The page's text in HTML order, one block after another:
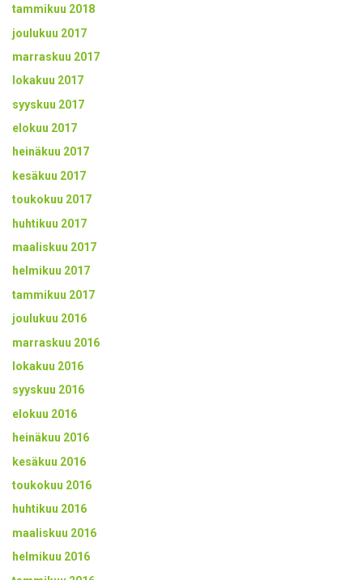
tammikuu 2018
joulukuu 2017
marraskuu 2017
lokakuu 2017
syyskuu 2017
elokuu 2017
heinäkuu 2017
kesäkuu 2017
toukokuu 2017
huhtikuu 2017
maaliskuu 2017
helmikuu 2017
tammikuu 2017
joulukuu 2016
marraskuu 2016
lokakuu 2016
syyskuu 2016
elokuu 2016
heinäkuu 2016
kesäkuu 2016
toukokuu 2016
huhtikuu 2016
maaliskuu 2016
helmikuu 2016